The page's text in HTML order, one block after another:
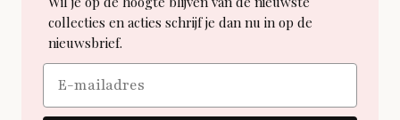
collecties en acties schrijf je dan nu in op de
nieuwsbrief.
Email